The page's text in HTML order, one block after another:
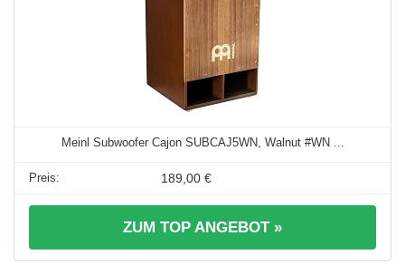
Meinl Subwoofer Cajon SUBCAJ5WN, Walnut #WN ...
189,00 €
ZUM TOP ANGEBOT »